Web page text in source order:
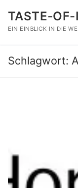
Inhalt
springen
TASTE-OF-
EIN EINBLICK IN DIE
Schlagwort: